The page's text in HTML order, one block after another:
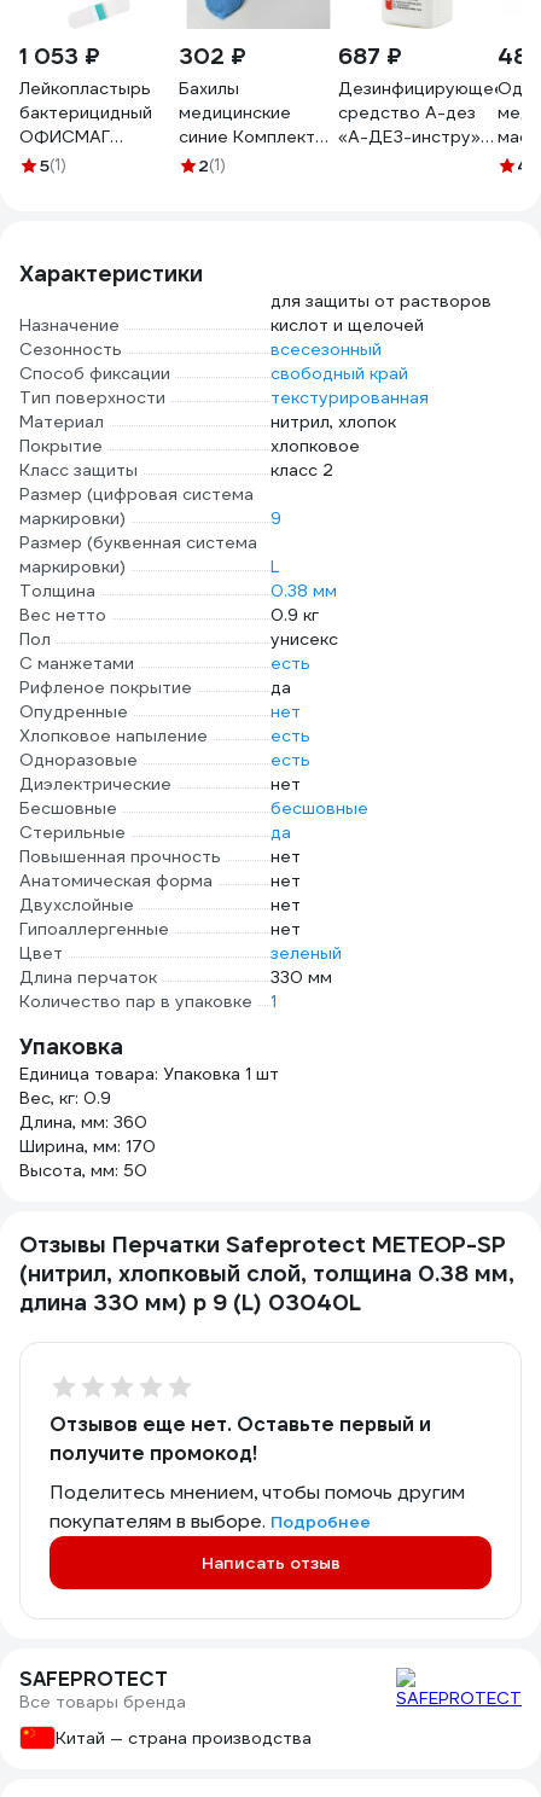
1 053 ₽
Лейкопластырь
бактерицидный
ОФИСМАГ
ВЕРОФАРМ,
5(1)
302 ₽
Бахилы
медицинские
синие Комплект
100 штук (50 пар),
2(1)
687 ₽
Дезинфицирующее
средство А-дез
«А-ДЕЗ-инстру» -
4.2
Характеристики
Назначение
для защиты от растворов
кислот и щелочей
Сезонность
всесезонный
Способ фиксации
свободный край
Тип поверхности
текстурированная
Материал
нитрил, хлопок
Покрытие
хлопковое
Класс защиты
класс 2
Размер (цифровая система
маркировки)
9
Размер (буквенная система
маркировки)
L
Толщина
0.38 мм
Вес нетто
0.9 кг
Пол
унисекс
С манжетами
есть
Рифленое покрытие
да
Опудренные
нет
Хлопковое напыление
есть
Одноразовые
есть
Диэлектрические
нет
Бесшовные
бесшовные
Стерильные
да
Повышенная прочность
нет
Анатомическая форма
нет
Двухслойные
нет
Гипоаллергенные
нет
Цвет
зеленый
Длина перчаток
330 мм
Количество пар в упаковке
1
Упаковка
Единица товара: Упаковка 1 шт
Вес, кг: 0.9
Длина, мм: 360
Ширина, мм: 170
Высота, мм: 50
Отзывы Перчатки Safeprotect МЕТЕОР-SP
(нитрил, хлопковый слой, толщина 0.38 мм,
длина 330 мм) р 9 (L) 03040L
Отзывов еще нет. Оставьте первый и
получите промокод!
Поделитесь мнением, чтобы помочь другим
покупателям в выборе. Подробнее
Написать отзыв
SAFEPROTECT
Все товары бренда
Китай — страна производства